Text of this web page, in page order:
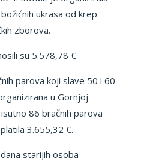
ukrasa od krep
zborova.
su 5.578,78 €.
parova koji slave 50 i 60
u Gornjoj
86 bračnih parova
3.655,32 €.
starijih osoba